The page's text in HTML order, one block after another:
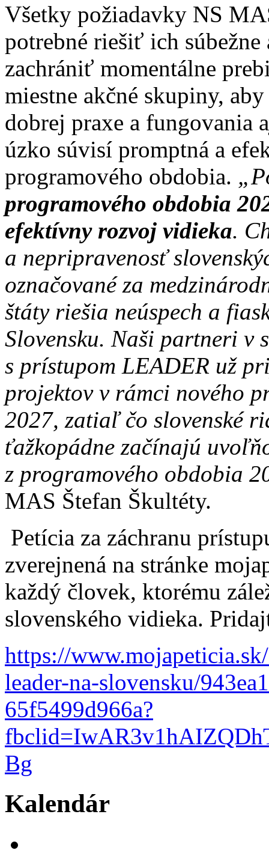
Všetky požiadavky NS
potrebné riešiť ich
zachrániť momentálne
miestne akčné skupiny,
dobrej praxe a fungovania
úzko súvisí promptná a
programového obdobia.
programového obdobia
efektívny rozvoj vidieka.
a nepripravenosť
označované za
štáty riešia neúspech a
Slovensku. Naši partneri v
s prístupom LEADER už
projektov v rámci nového
2027, zatiaľ čo slovenské
ťažkopádne začínajú
z programového obdobia
MAS Štefan Škultéty.
Petícia za záchranu
zverejnená na stránke
každý človek, ktorému
slovenského vidieka.
https://
leader-na-slovensku/
65f5499d966a?
Bg
Kalendár